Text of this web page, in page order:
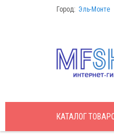
Город: Эль-Монте
КАТАЛОГ